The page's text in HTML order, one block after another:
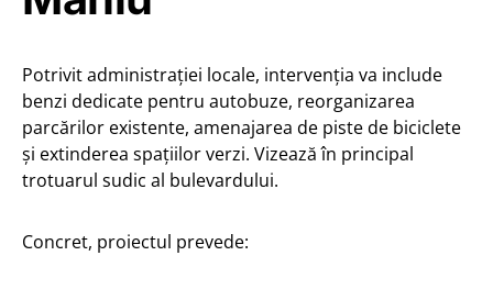
Potrivit administrației locale, intervenția va include
benzi dedicate pentru autobuze, reorganizarea
parcărilor existente, amenajarea de piste de biciclete
și extinderea spațiilor verzi. Vizează în principal
trotuarul sudic al bulevardului.
Concret, proiectul prevede: